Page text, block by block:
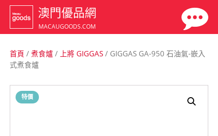
澳門優品網
MACAUGOODS.COM
首頁 / 煮食爐 / 上將 GIGGAS / GIGGAS GA-950 石油氣-嵌入
式煮食爐
特價